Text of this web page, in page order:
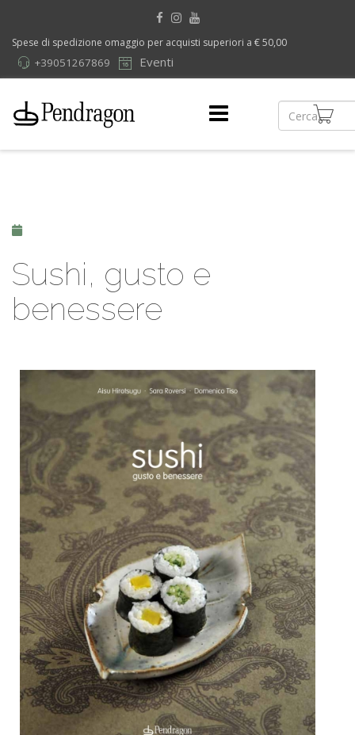
Spese di spedizione omaggio per acquisti superiori a € 50,00
Eventi
+39051267869
Sushi, gusto e
benessere